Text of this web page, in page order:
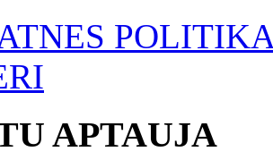
APTAUJA